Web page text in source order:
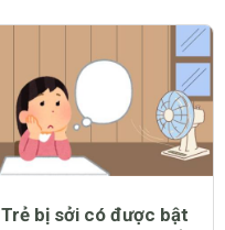
Trẻ bị sởi có được bật